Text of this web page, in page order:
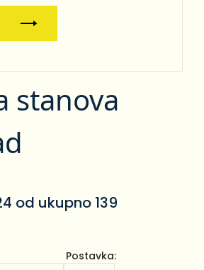
stanova
od ukupno 139
Postavka: